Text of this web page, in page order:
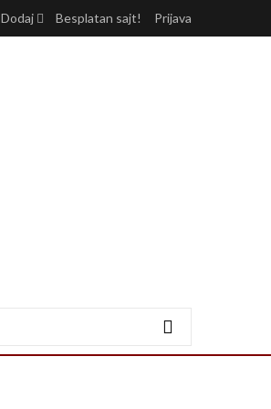
Dodaj Besplatan sajt! Prijava